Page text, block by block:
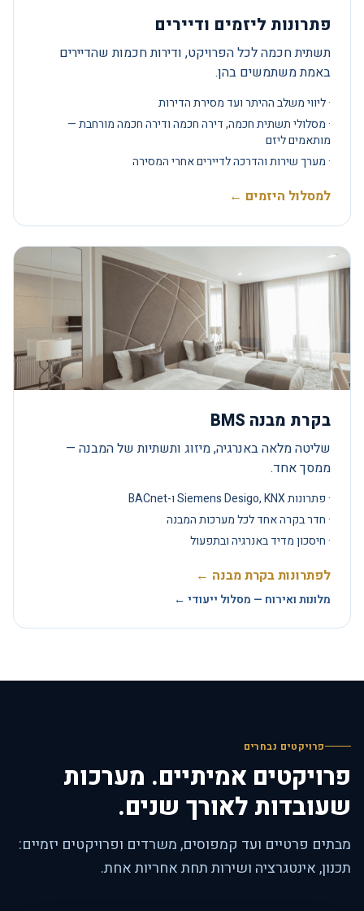
פתרונות ליזמים ודיירים
תשתית חכמה לכל הפרויקט, ודירות חכמות שהדיירים
באמת משתמשים בהן.
· ליווי משלב ההיתר ועד מסירת הדירות
· מסלולי תשתית חכמה, דירה חכמה ודירה חכמה מורחבת —
מותאמים ליזם
· מערך שירות והדרכה לדיירים אחרי המסירה
למסלול היזמים ←
בקרת מבנה BMS
שליטה מלאה באנרגיה, מיזוג ותשתיות של המבנה —
ממסך אחד.
· פתרונות Siemens Desigo, KNX ו-BACnet
· חדר בקרה אחד לכל מערכות המבנה
· חיסכון מדיד באנרגיה ובתפעול
לפתרונות בקרת מבנה ←
מלונות ואירוח — מסלול ייעודי ←
פרויקטים נבחרים
פרויקטים אמיתיים. מערכות
שעובדות לאורך שנים.
מבתים פרטיים ועד קמפוסים, משרדים ופרויקטים יזמיים:
תכנון, אינטגרציה ושירות תחת אחריות אחת.